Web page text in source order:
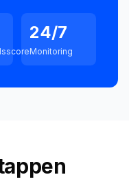
24/7
Monitoring